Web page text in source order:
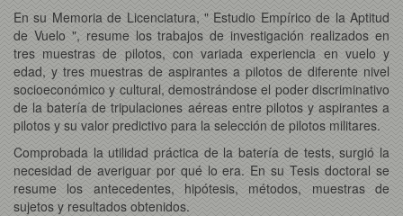
En su Memoria de Licenciatura, " Estudio Empírico de la Aptitud
de Vuelo ", resume los trabajos de investigación realizados en
tres muestras de pilotos, con variada experiencia en vuelo y
edad, y tres muestras de aspirantes a pilotos de diferente nivel
socioeconómico y cultural, demostrándose el poder discriminativo
de la batería de tripulaciones aéreas entre pilotos y aspirantes a
pilotos y su valor predictivo para la selección de pilotos militares.
Comprobada la utilidad práctica de la batería de tests, surgió la
necesidad de averiguar por qué lo era. En su Tesis doctoral se
resume los antecedentes, hipótesis, métodos, muestras de
sujetos y resultados obtenidos.